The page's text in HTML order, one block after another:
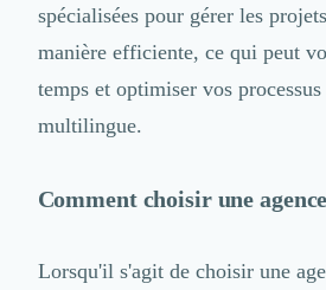
Levée de fonds
Droit des Affaires
Direction Financière Externalisée (DAF)
Transactions Services
Droit Commercial
Banque
spécialisées pour gérer les
manière efficiente, ce qui peut
temps et optimiser vos
multilingue.
Comment choisir une
Lorsqu'il s'agit de choisir une